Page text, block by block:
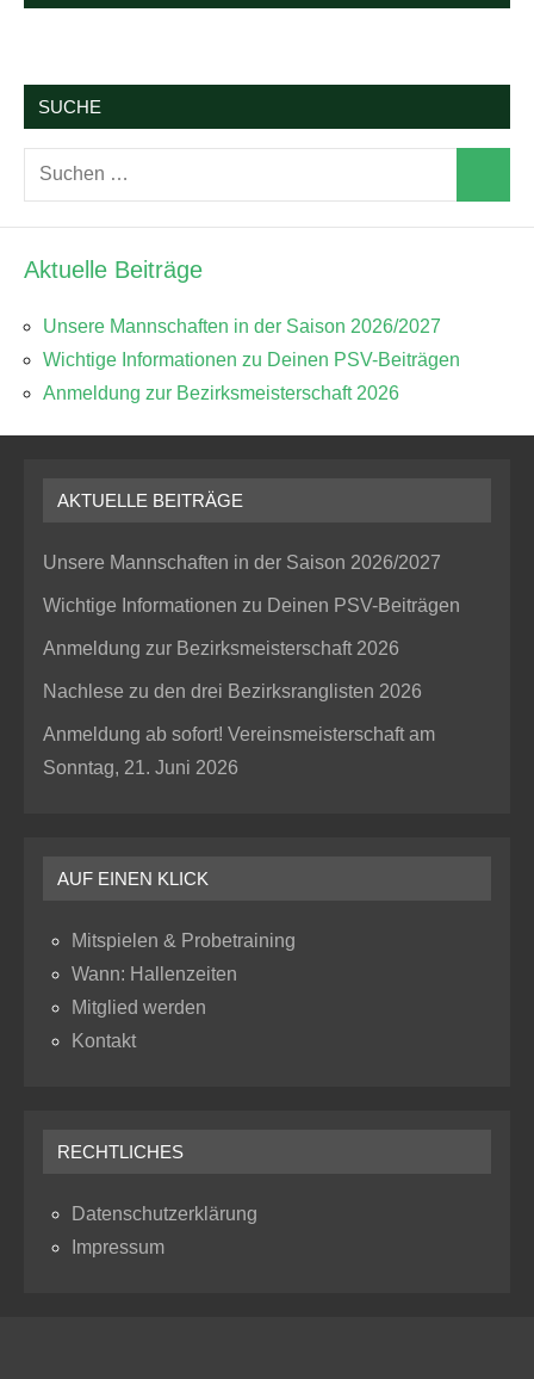
SUCHE
Suchen
nach:
Aktuelle Beiträge
Unsere Mannschaften in der Saison 2026/2027
Wichtige Informationen zu Deinen PSV-Beiträgen
Anmeldung zur Bezirksmeisterschaft 2026
AKTUELLE BEITRÄGE
Unsere Mannschaften in der Saison 2026/2027
Wichtige Informationen zu Deinen PSV-Beiträgen
Anmeldung zur Bezirksmeisterschaft 2026
Nachlese zu den drei Bezirksranglisten 2026
Anmeldung ab sofort! Vereinsmeisterschaft am
Sonntag, 21. Juni 2026
AUF EINEN KLICK
Mitspielen & Probetraining
Wann: Hallenzeiten
Mitglied werden
Kontakt
RECHTLICHES
Datenschutzerklärung
Impressum